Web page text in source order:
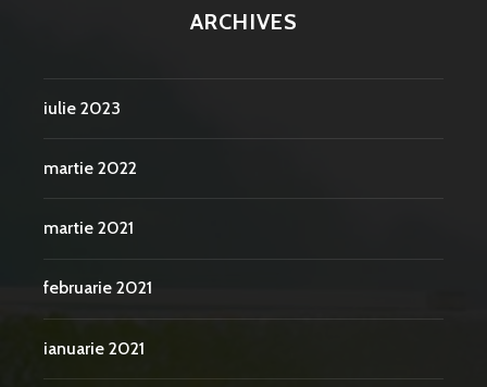
ARCHIVES
iulie 2023
martie 2022
martie 2021
februarie 2021
ianuarie 2021